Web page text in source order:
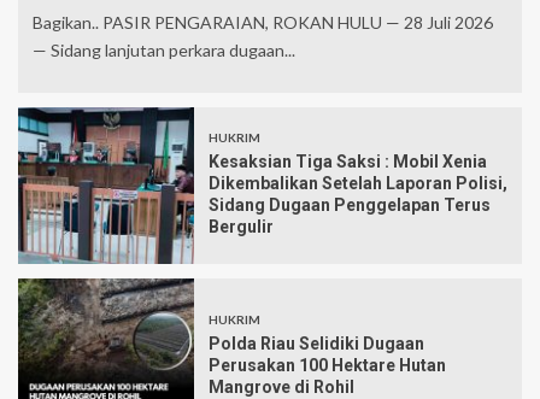
Bagikan.. PASIR PENGARAIAN, ROKAN HULU — 28 Juli 2026
— Sidang lanjutan perkara dugaan...
HUKRIM
Kesaksian Tiga Saksi : Mobil Xenia
Dikembalikan Setelah Laporan Polisi,
Sidang Dugaan Penggelapan Terus
Bergulir
HUKRIM
Polda Riau Selidiki Dugaan
Perusakan 100 Hektare Hutan
Mangrove di Rohil